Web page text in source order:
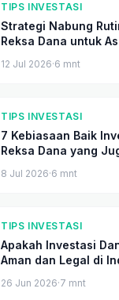
TIPS INVESTASI
Strategi Nabung
Reksa Dana untuk
12 Jul 2026·6 mnt
TIPS INVESTASI
7 Kebiasaan Baik
Reksa Dana yang
8 Jul 2026·6 mnt
TIPS INVESTASI
Apakah Investasi
Aman dan Legal di
26 Jun 2026·7 mnt